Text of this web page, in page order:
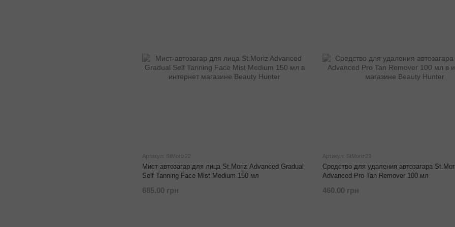
Артикул: StMoriz22
Мист-автозагар для лица St.Moriz Advanced Gradual
Self Tanning Face Mist Medium 150 мл
685.00 грн
Артикул: StMoriz23
Средство для удаления автозагара
Advanced Pro Tan Remover 100 мл
460.00 грн